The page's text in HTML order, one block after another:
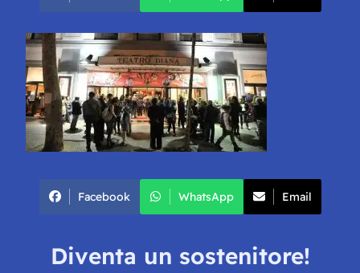
Facebook WhatsApp Email
Diventa un sostenitore!